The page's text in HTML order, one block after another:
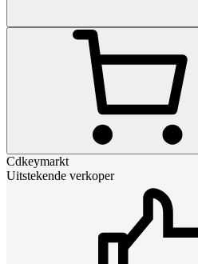
Cdkeymarkt
Uitstekende verkoper